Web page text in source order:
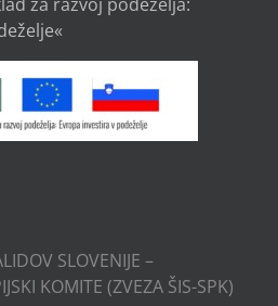
SLOVENIJE –
KOMITE (ZVEZA ŠIS-SPK)